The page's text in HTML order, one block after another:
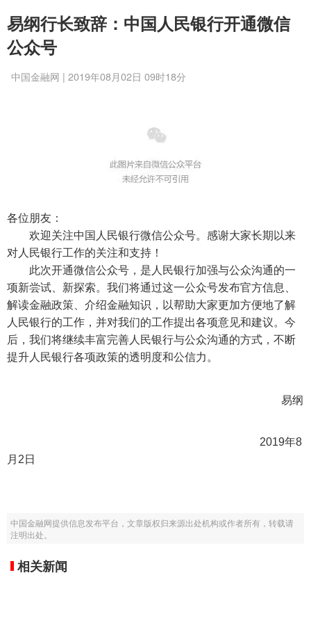
易纲行长致辞：中国人民银行开通微信
公众号
中国金融网 | 2019年08月02日 09时18分
各位朋友：
欢迎关注中国人民银行微信公众号。感谢大家长期以来
对人民银行工作的关注和支持！
此次开通微信公众号，是人民银行加强与公众沟通的一
项新尝试、新探索。我们将通过这一公众号发布官方信息、
解读金融政策、介绍金融知识，以帮助大家更加方便地了解
人民银行的工作，并对我们的工作提出各项意见和建议。今
后，我们将继续丰富完善人民银行与公众沟通的方式，不断
提升人民银行各项政策的透明度和公信力。
易纲
2019年8
月2日
中国金融网提供信息发布平台，文章版权归来源出处机构或作者所有，转载请
注明出处。
相关新闻